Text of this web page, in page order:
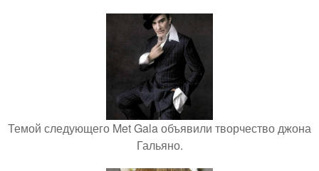
Темой следующего Met Gala объявили творчество джона
Гальяно.